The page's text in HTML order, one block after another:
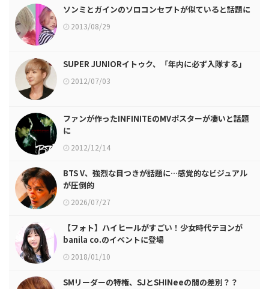
ソンミとガインのソロコンセプトが似ていると話題に
2013/08/29
SUPER JUNIORイトゥク、「年内に必ず入隊する」
2012/07/03
ファンが作ったINFINITEのMVポスターが凄いと話題
に
2012/12/14
BTS V、強烈な目つきが話題に…感覚的なビジュアル
が圧倒的
2026/07/27
【フォト】ハイヒールがすごい！少女時代テヨンが
banila co.のイベントに登場
2018/01/10
SMリーダーの特権、SJとSHINeeの間の差別？？